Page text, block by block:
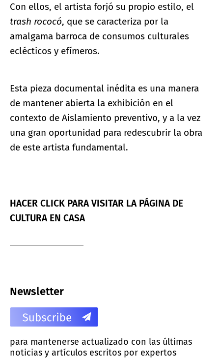
Con ellos, el artista forjó su propio estilo, el
trash rococó, que se caracteriza por la
amalgama barroca de consumos culturales
eclécticos y efímeros.
Esta pieza documental inédita es una manera
de mantener abierta la exhibición en el
contexto de Aislamiento preventivo, y a la vez
una gran oportunidad para redescubrir la obra
de este artista fundamental.
HACER CLICK PARA VISITAR LA PÁGINA DE
CULTURA EN CASA
Newsletter
para mantenerse actualizado con las últimas
noticias y artículos escritos por expertos